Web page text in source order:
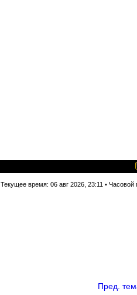
Текущее время: 06 авг 2026, 23:11 • Часовой
Пред.